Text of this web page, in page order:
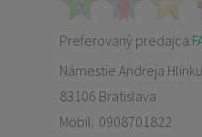
Preferovaný predajca:
Námestie Andreja
83106 Bratislava
Mobil: 0908701822